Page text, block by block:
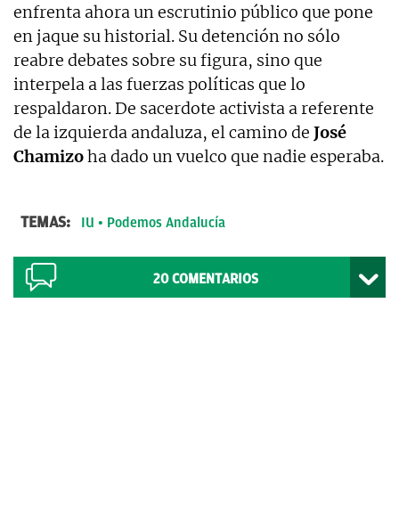
enfrenta ahora un escrutinio público que pone
en jaque su historial. Su detención no sólo
reabre debates sobre su figura, sino que
interpela a las fuerzas políticas que lo
respaldaron. De sacerdote activista a referente
de la izquierda andaluza, el camino de José
Chamizoha dado un vuelco que nadie esperaba.
TEMAS: IU Podemos Andalucía
20COMENTARIOS